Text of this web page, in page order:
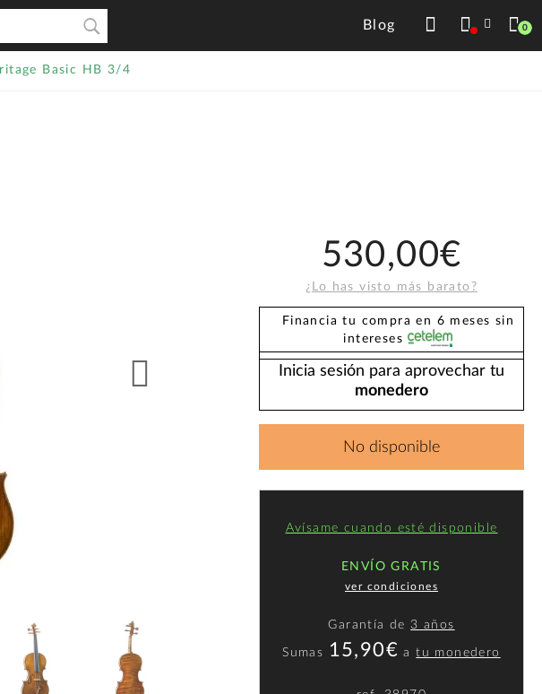
Blog 0
Basic HB 3/4
530,00€
¿Lo has visto más barato?
Financia tu compra en 6 meses sin
intereses
Inicia sesión para aprovechar tu
monedero
No disponible
Avísame cuando esté disponible
ENVÍO GRATIS
ver condiciones
Garantía de 3 años
Sumas 15,90€ atu monedero